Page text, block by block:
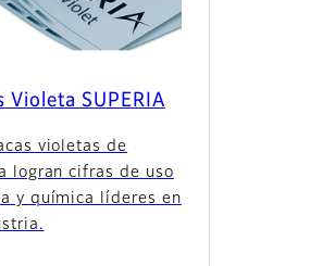
Violeta SUPERIA
violetas de
logran cifras de uso
y química líderes en